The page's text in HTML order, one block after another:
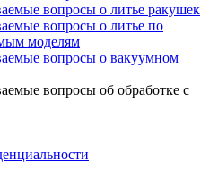
вопросы о литье ракушек
вопросы о литье по
моделям
вопросы о вакуумном
вопросы об обработке с